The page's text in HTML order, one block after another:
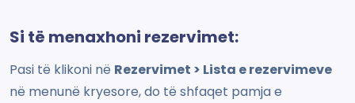
Si të menaxhoni rezervimet:
Pasi të klikoni në Rezervimet > Lista e rezervimeve
në menunë kryesore, do të shfaqet pamja e